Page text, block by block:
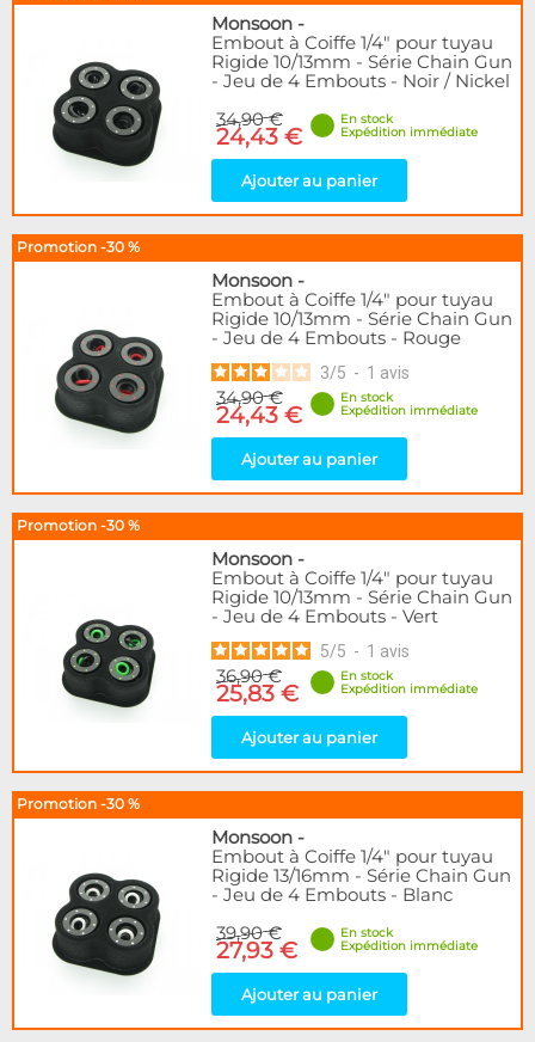
Monsoon -
Embout à Coiffe 1/4" pour tuyau
Rigide 10/13mm - Série Chain Gun
- Jeu de 4 Embouts - Noir / Nickel
34,90 €
24,43 €
En stock
Expédition immédiate
Ajouter au panier
Promotion -30 %
Monsoon -
Embout à Coiffe 1/4" pour tuyau
Rigide 10/13mm - Série Chain Gun
- Jeu de 4 Embouts - Rouge
3/5 - 1 avis
34,90 €
24,43 €
En stock
Expédition immédiate
Ajouter au panier
Promotion -30 %
Monsoon -
Embout à Coiffe 1/4" pour tuyau
Rigide 10/13mm - Série Chain Gun
- Jeu de 4 Embouts - Vert
5/5 - 1 avis
36,90 €
25,83 €
En stock
Expédition immédiate
Ajouter au panier
Promotion -30 %
Monsoon -
Embout à Coiffe 1/4" pour tuyau
Rigide 13/16mm - Série Chain Gun
- Jeu de 4 Embouts - Blanc
39,90 €
27,93 €
En stock
Expédition immédiate
Ajouter au panier